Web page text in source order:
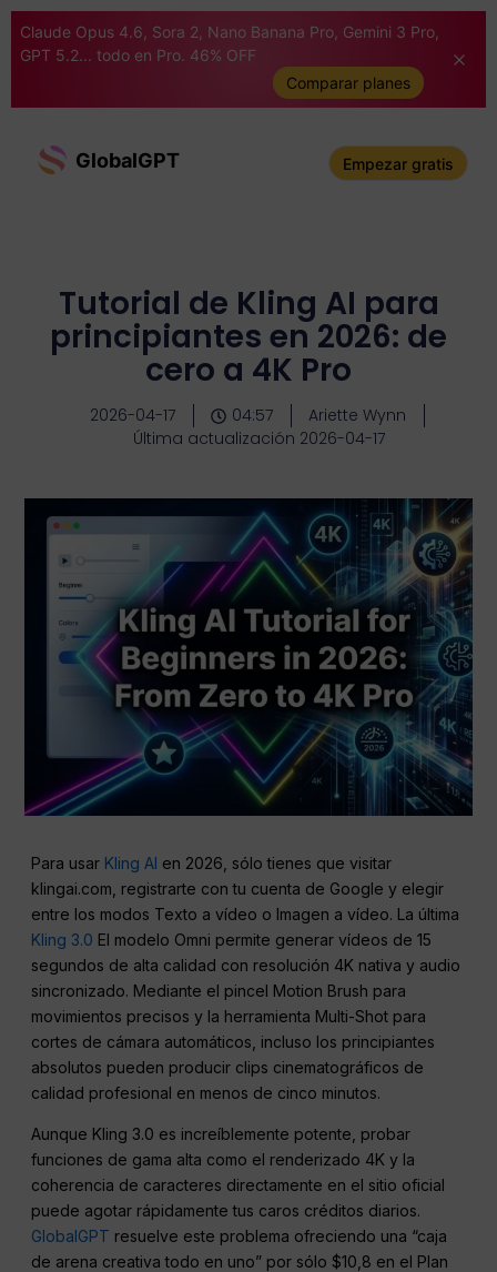
Claude Opus 4.6, Sora 2, Nano Banana Pro, Gemini 3 Pro,
GPT 5.2... todo en Pro. 46% OFF
Comparar planes
GlobalGPT Empezar gratis
Tutorial de Kling AI para
principiantes en 2026: de
cero a 4K Pro
2026-04-17 04:57
Ariette Wynn
Última actualización 2026-04-17
Para usar Kling AI en 2026, sólo tienes que visitar
klingai.com, registrarte con tu cuenta de Google y elegir
entre los modos Texto a vídeo o Imagen a vídeo. La última
Kling 3.0 El modelo Omni permite generar vídeos de 15
segundos de alta calidad con resolución 4K nativa y audio
sincronizado. Mediante el pincel Motion Brush para
movimientos precisos y la herramienta Multi-Shot para
cortes de cámara automáticos, incluso los principiantes
absolutos pueden producir clips cinematográficos de
calidad profesional en menos de cinco minutos.
Aunque Kling 3.0 es increíblemente potente, probar
funciones de gama alta como el renderizado 4K y la
coherencia de caracteres directamente en el sitio oficial
puede agotar rápidamente tus caros créditos diarios.
GlobalGPT resuelve este problema ofreciendo una “caja
de arena creativa todo en uno” por sólo $10,8 en el Plan